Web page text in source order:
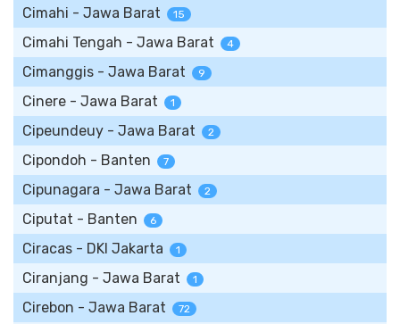
Cimahi - Jawa Barat 15
Cimahi Tengah - Jawa Barat 4
Cimanggis - Jawa Barat 9
Cinere - Jawa Barat 1
Cipeundeuy - Jawa Barat 2
Cipondoh - Banten 7
Cipunagara - Jawa Barat 2
Ciputat - Banten 6
Ciracas - DKI Jakarta 1
Ciranjang - Jawa Barat 1
Cirebon - Jawa Barat 72